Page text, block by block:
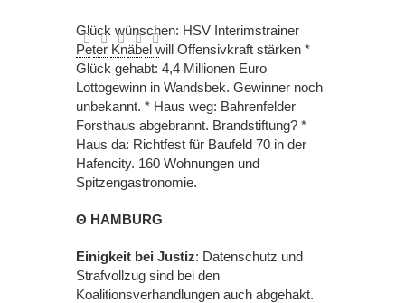
Glück wünschen: HSV Interimstrainer
Peter Knäbel will Offensivkraft stärken *
Glück gehabt: 4,4 Millionen Euro
Lottogewinn in Wandsbek. Gewinner noch
unbekannt. * Haus weg: Bahrenfelder
Forsthaus abgebrannt. Brandstiftung? *
Haus da: Richtfest für Baufeld 70 in der
Hafencity. 160 Wohnungen und
Spitzengastronomie.
Θ HAMBURG
Einigkeit bei Justiz: Datenschutz und
Strafvollzug sind bei den
Koalitionsverhandlungen auch abgehakt.